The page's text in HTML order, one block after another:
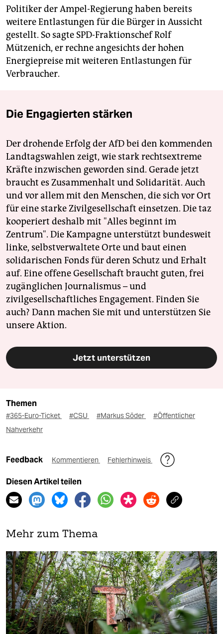
Politiker der Ampel-Regierung haben bereits
weitere Entlastungen für die Bürger in Aussicht
gestellt. So sagte SPD-Fraktionschef Rolf
Mützenich, er rechne angesichts der hohen
Energiepreise mit weiteren Entlastungen für
Verbraucher.
Die Engagierten stärken
Der drohende Erfolg der AfD bei den kommenden
Landtagswahlen zeigt, wie stark rechtsextreme
Kräfte inzwischen geworden sind. Gerade jetzt
braucht es Zusammenhalt und Solidarität. Auch
und vor allem mit den Menschen, die sich vor Ort
für eine starke Zivilgesellschaft einsetzen. Die taz
kooperiert deshalb mit "Alles beginnt im
Zentrum". Die Kampagne unterstützt bundesweit
linke, selbstverwaltete Orte und baut einen
solidarischen Fonds für deren Schutz und Erhalt
auf. Eine offene Gesellschaft braucht guten, frei
zugänglichen Journalismus – und
zivilgesellschaftliches Engagement. Finden Sie
auch? Dann machen Sie mit und unterstützen Sie
unsere Aktion.
Jetzt unterstützen
Themen
#365-Euro-Ticket #CSU #Markus Söder
#Öffentlicher
Nahverkehr
Feedback Kommentieren Fehlerhinweis
Diesen Artikel teilen
Mehr zum Thema